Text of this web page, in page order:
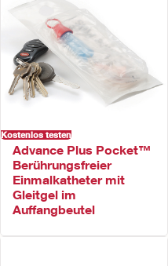
Kostenlos testen
Advance Plus Pocket™
Berührungsfreier
Einmalkatheter mit
Gleitgel im
Auffangbeutel